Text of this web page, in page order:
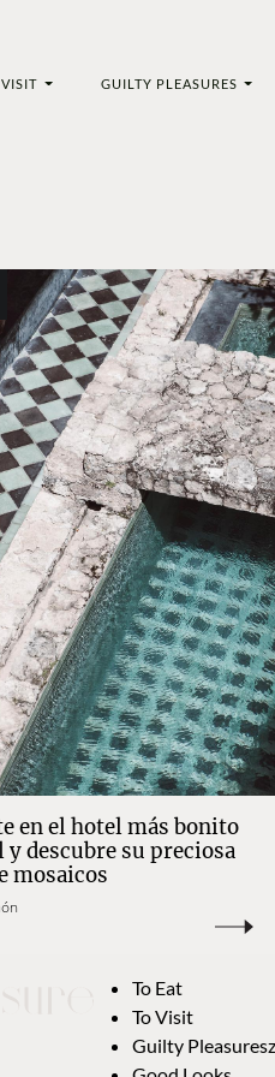
GUILTY PLEASURES
en el hotel más bonito
y descubre su preciosa
mosaicos
To Eat
To Visit
Guilty Pleasures